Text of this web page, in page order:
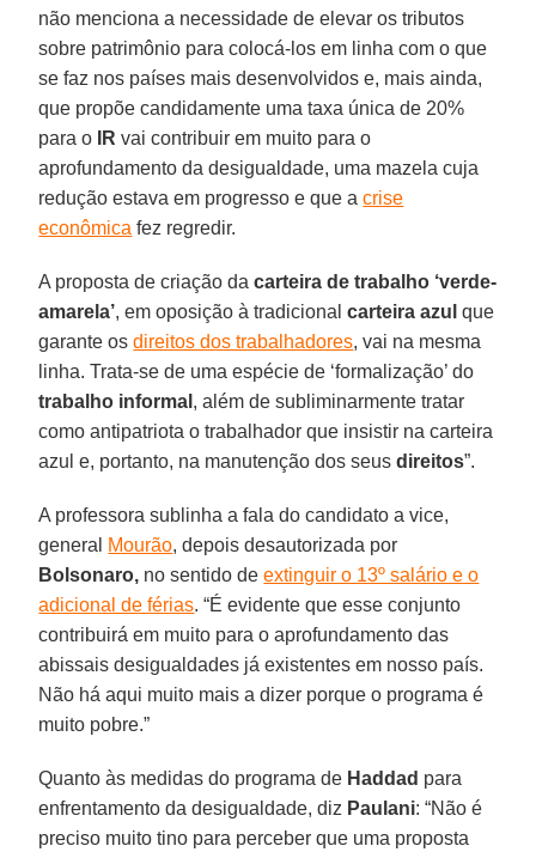
não menciona a necessidade de elevar os tributos
sobre patrimônio para colocá-los em linha com o que
se faz nos países mais desenvolvidos e, mais ainda,
que propõe candidamente uma taxa única de 20%
para o
IR vai contribuir em muito para o
aprofundamento da desigualdade, uma mazela cuja
redução estava em progresso e que acrise
econômica fez regredir.
A proposta de criação dacarteira de trabalho ‘verde-
amarela’, em oposição à tradicionalcarteira azul que
garante osdireitos dos trabalhadores, vai na mesma
linha. Trata-se de uma espécie de ‘formalização’ do
trabalho informal , além de subliminarmente tratar
como antipatriota o trabalhador que insistir na carteira
azul e, portanto, na manutenção dos seusdireitos”.
A professora sublinha a fala do candidato a vice,
general Mourão, depois desautorizada por
Bolsonaro, no sentido deextinguir o 13º salário e o
adicional de férias. “É evidente que esse conjunto
contribuirá em muito para o aprofundamento das
abissais desigualdades já existentes em nosso país.
Não há aqui muito mais a dizer porque o programa é
muito pobre.”
Quanto às medidas do programa de Haddad para
enfrentamento da desigualdade, diz Paulani: “Não é
preciso muito tino para perceber que uma proposta